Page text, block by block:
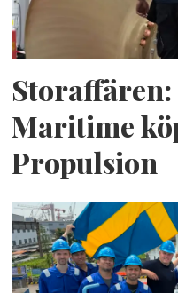
Maritime
Propulsion